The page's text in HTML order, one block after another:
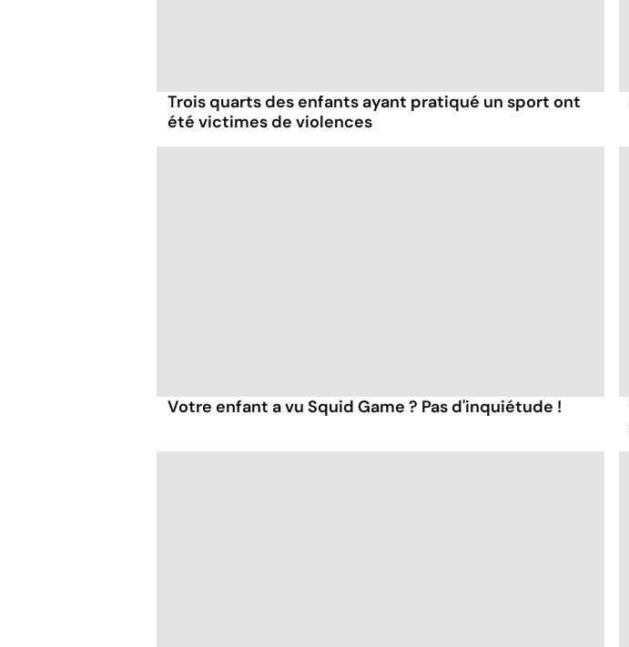
Trois quarts des enfants ayant pratiqué un sport ont
été victimes de violences
Votre enfant a vu Squid Game ? Pas d'inquiétude !